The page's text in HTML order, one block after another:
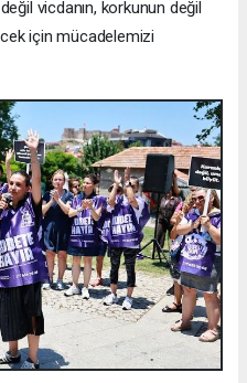
vicdanın, korkunun değil
için mücadelemizi